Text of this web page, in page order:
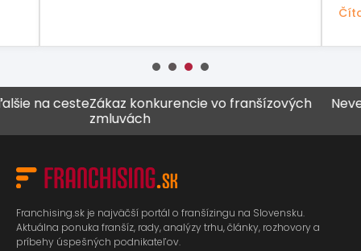
cesteZákaz konkurencie vo franšízových
zmluvách
Never
Franchising.sk je najväčší portál o franšízingu na Slovensku.
Aktuálna ponuka franšíz, rady, analýzy trhu, články, rozhovory a
príbehy úspešných podnikateľov.